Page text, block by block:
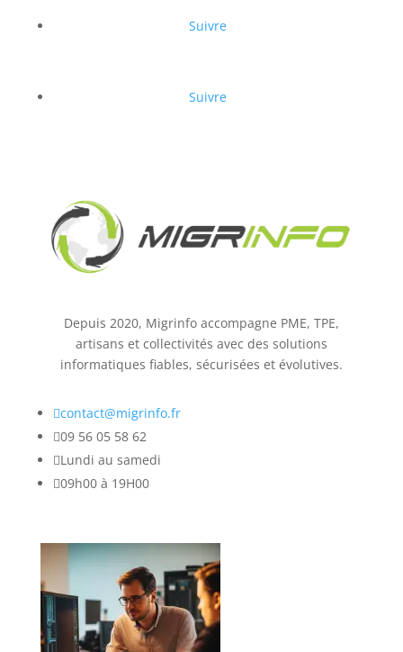
Suivre
Suivre
Depuis 2020, Migrinfo accompagne PME, TPE,
artisans et collectivités avec des solutions
informatiques fiables, sécurisées et évolutives.
contact@migrinfo.fr
09 56 05 58 62
Lundi au samedi
09h00 à 19H00